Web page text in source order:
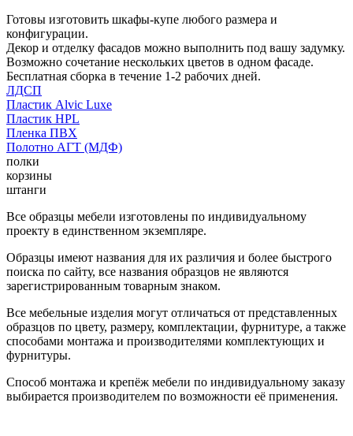
Готовы изготовить шкафы-купе любого размера и
конфигурации.
Декор и отделку фасадов можно выполнить под вашу задумку.
Возможно сочетание нескольких цветов в одном фасаде.
Бесплатная сборка в течение 1-2 рабочих дней.
ЛДСП
Пластик Alvic Luxe
Пластик HPL
Пленка ПВХ
Полотно АГТ (МДФ)
полки
корзины
штанги
Все образцы мебели изготовлены по индивидуальному
проекту в единственном экземпляре.
Образцы имеют названия для их различия и более быстрого
поиска по сайту, все названия образцов не являются
зарегистрированным товарным знаком.
Все мебельные изделия могут отличаться от представленных
образцов по цвету, размеру, комплектации, фурнитуре, а также
способами монтажа и производителями комплектующих и
фурнитуры.
Способ монтажа и крепёж мебели по индивидуальному заказу
выбирается производителем по возможности её применения.